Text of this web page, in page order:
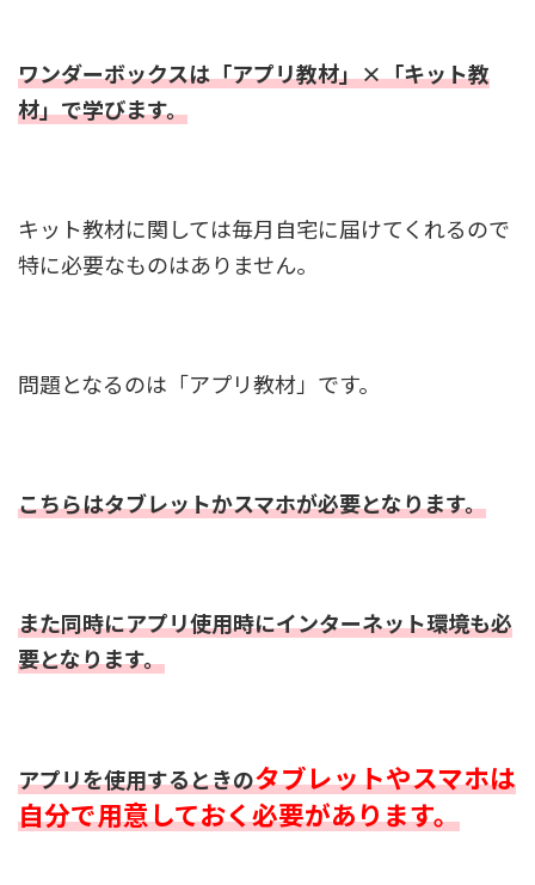
ワンダーボックスは「アプリ教材」×「キット教
材」で学びます。
キット教材に関しては毎月自宅に届けてくれるので
特に必要なものはありません。
問題となるのは「アプリ教材」です。
こちらはタブレットかスマホが必要となります。
また同時にアプリ使用時にインターネット環境も必
要となります。
アプリを使用するときのタブレットやスマホは
自分で用意しておく必要があります。